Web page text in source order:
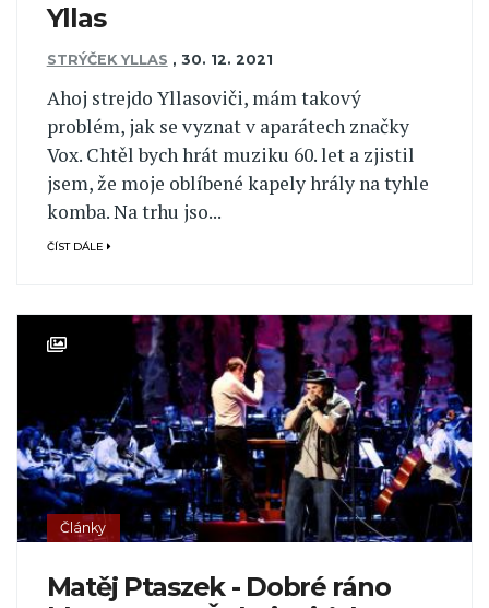
Yllas
STRÝČEK YLLAS , 30. 12. 2021
Ahoj strejdo Yllasoviči, mám takový
problém, jak se vyznat v aparátech značky
Vox. Chtěl bych hrát muziku 60. let a zjistil
jsem, že moje oblíbené kapely hrály na tyhle
komba. Na trhu jso...
ČÍST DÁLE
Články
Matěj Ptaszek - Dobré ráno